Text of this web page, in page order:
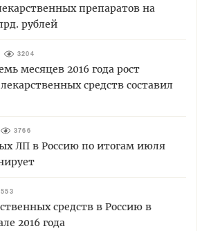
препаратов на
рублей
3204
месяцев 2016 года рост
средств составил
3766
ЛП в Россию по итогам июля
средств в Россию в
2016 года